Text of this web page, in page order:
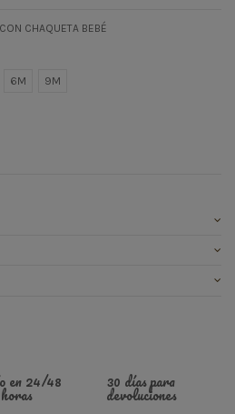
CHAQUETA BEBÉ
6M 9M
en 24/48
horas
30 días para
devoluciones